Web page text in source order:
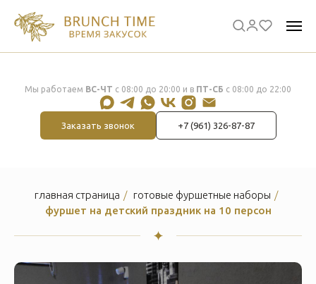
Мы работаем ВС-ЧТ с 08:00 до 20:00 и в ПТ-СБ с 08:00 до 22:00
Заказать звонок +7 (961) 326-87-87
главная страница / готовые фуршетные наборы /
фуршет на детский праздник на 10 персон